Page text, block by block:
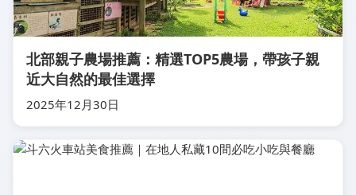
北部親子農場推薦：精選TOP5農場，帶孩子親
近大自然的最佳選擇
2025年12月30日